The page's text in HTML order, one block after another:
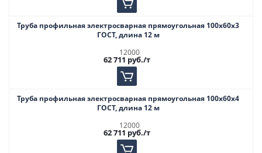
Труба профильная электросварная прямоугольная 100х60х3
ГОСТ, длина 12 м
12000
62 711 руб./т
Труба профильная электросварная прямоугольная 100х60х4
ГОСТ, длина 12 м
12000
62 711 руб./т